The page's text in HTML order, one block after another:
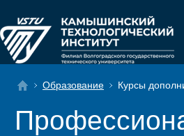
Образование Курсы